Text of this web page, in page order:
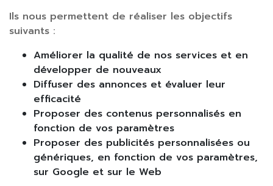
Ils nous permettent de réaliser les objectifs
suivants :
Améliorer la qualité de nos services et en
développer de nouveaux
Diffuser des annonces et évaluer leur
efficacité
Proposer des contenus personnalisés en
fonction de vos paramètres
Proposer des publicités personnalisées ou
génériques, en fonction de vos paramètres,
sur Google et sur le Web